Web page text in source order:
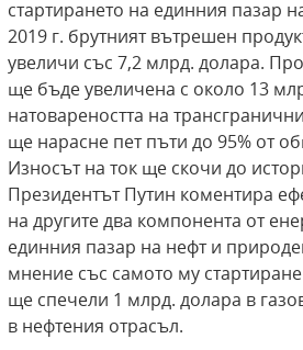
стартирането на единния пазар
2019 г. брутният вътрешен
увеличи със 7,2 млрд. долара.
ще бъде увеличена с около 13
натовареността на
ще нарасне пет пъти до 95% от
Износът на ток ще скочи до
Президентът Путин коментира
на другите два компонента от
единния пазар на нефт и
мнение със самото му
ще спечели 1 млрд. долара в
в нефтения отрасъл.